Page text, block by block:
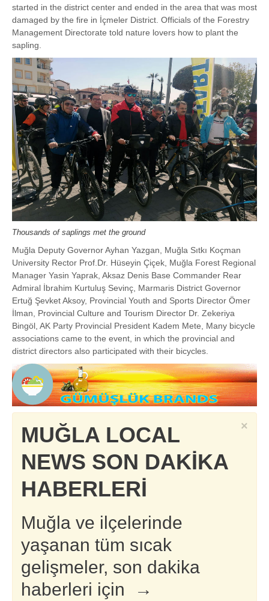
started in the district center and ended in the area that was most
damaged by the fire in İçmeler District. Officials of the Forestry
Management Directorate told nature lovers how to plant the
sapling.
Thousands of saplings met the ground
Muğla Deputy Governor Ayhan Yazgan, Muğla Sıtkı Koçman
University Rector Prof.Dr. Hüseyin Çiçek, Muğla Forest Regional
Manager Yasin Yaprak, Aksaz Denis Base Commander Rear
Admiral İbrahim Kurtuluş Sevinç, Marmaris District Governor
Ertuğ Şevket Aksoy, Provincial Youth and Sports Director Ömer
İlman, Provincial Culture and Tourism Director Dr. Zekeriya
Bingöl, AK Party Provincial President Kadem Mete, Many bicycle
associations came to the event, in which the provincial and
district directors also participated with their bicycles.
×
MUĞLA LOCAL
NEWS SON DAKİKA
HABERLERİ
Muğla ve ilçelerinde
yaşanan tüm sıcak
gelişmeler, son dakika
haberleri için →